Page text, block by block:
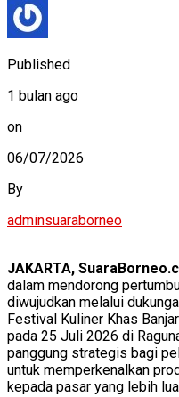
Published
1 bulan ago
on
06/07/2026
By
adminsuaraborneo
JAKARTA,
dalam mendorong
diwujudkan melalui
Festival Kuliner Khas
pada 25 Juli 2026 di
panggung strategis bagi
untuk memperkenalkan
kepada pasar yang lebih